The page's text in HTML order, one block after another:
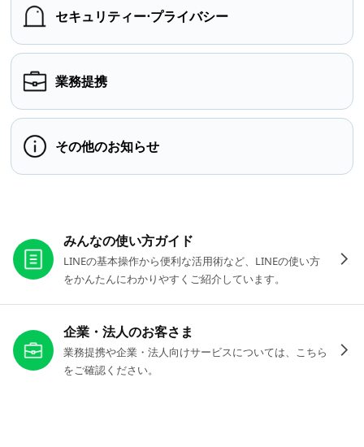
セキュリティー⋅プライバシー
業務提携
その他のお知らせ
みんなの使い方ガイド
LINEの基本操作から便利な活用術など、LINEの使い方
をかんたんにわかりやすくご紹介しています。
企業・法人のお客さま
業務提携や企業・法人向けサービスについては、こちら
をご確認ください。